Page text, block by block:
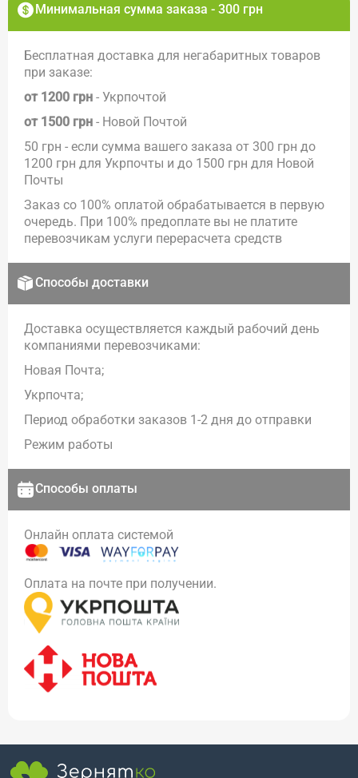
Минимальная сумма заказа - 300 грн
Бесплатная доставка для негабаритных товаров
при заказе:
от 1200 грн - Укрпочтой
от 1500 грн - Новой Почтой
50 грн - если сумма вашего заказа от 300 грн до
1200 грн для Укрпочты и до 1500 грн для Новой
Почты
Заказ со 100% оплатой обрабатывается в первую
очередь. При 100% предоплате вы не платите
перевозчикам услуги перерасчета средств
Способы доставки
Доставка осуществляется каждый рабочий день
компаниями перевозчиками:
Новая Почта;
Укрпочта;
Период обработки заказов 1-2 дня до отправки
Режим работы
Способы оплаты
Онлайн оплата системой
Оплата на почте при получении.